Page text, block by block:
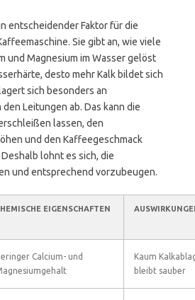
entscheidender Faktor für die
Sie gibt an, wie viele
und Magnesium im Wasser gelöst
desto mehr Kalk bildet sich
sich besonders an
Leitungen ab. Das kann die
lassen, den
und den Kaffeegeschmack
lohnt es sich, die
und entsprechend vorzubeugen.
EIGENSCHAFTEN
Calcium- und
Kaum
bleibt sauber